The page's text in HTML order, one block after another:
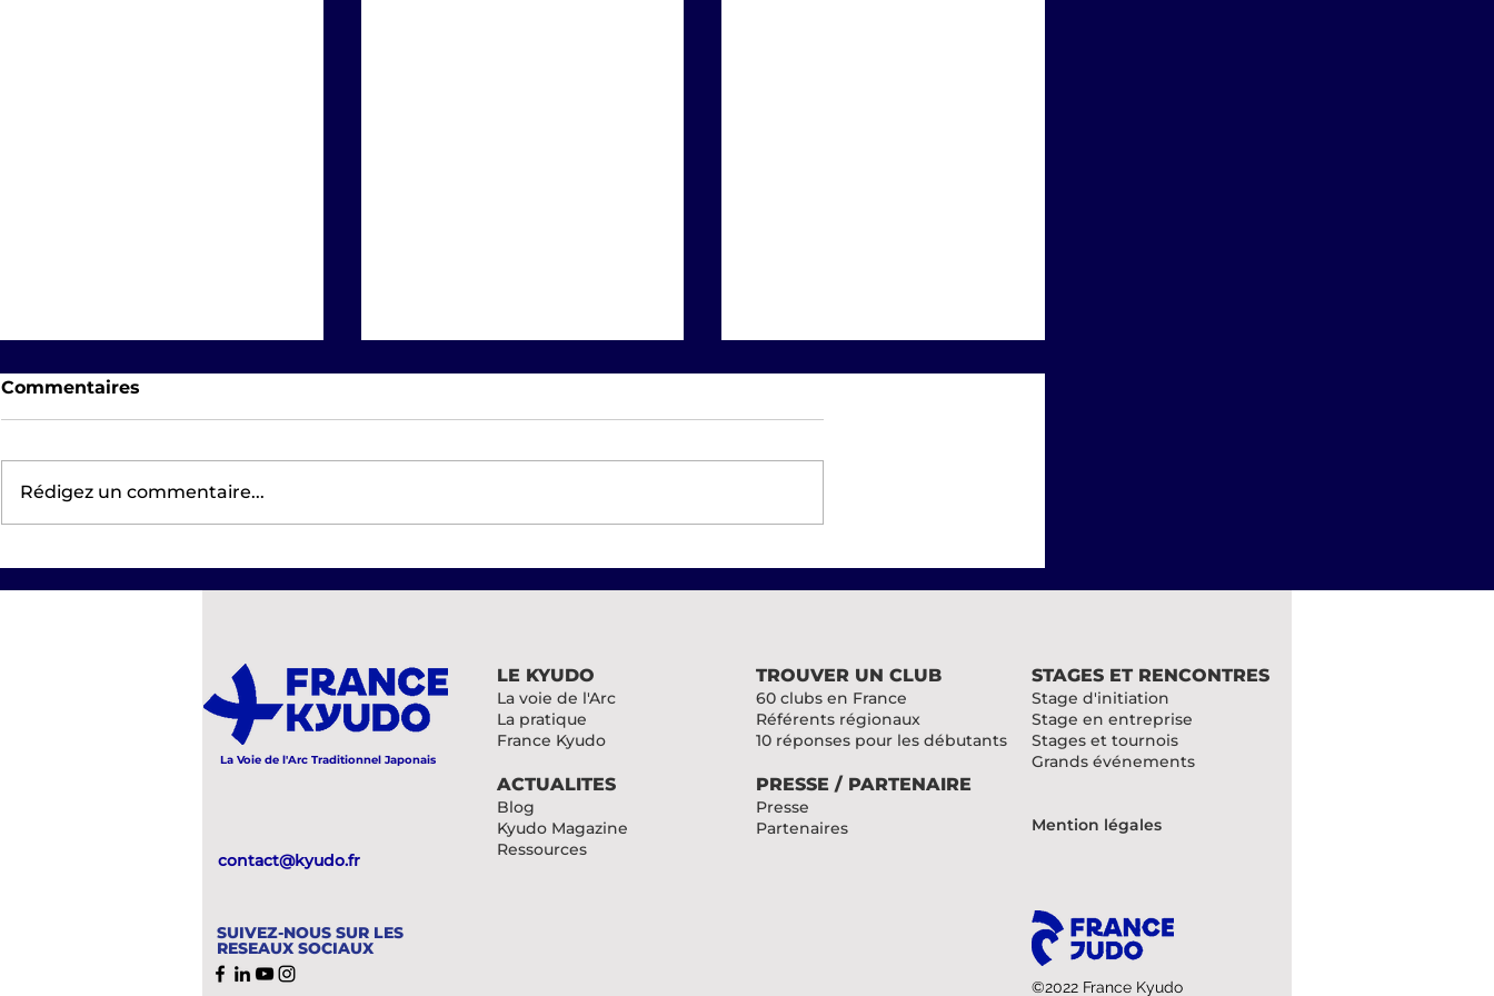
Commentaires
Rédigez un commentaire...
La Voie de l'Arc Traditionnel Japonais
contact@kyudo.fr
SUIVEZ-NOUS SUR LES
RESEAUX SOCIAUX
LE KYUDO
La voie de l'Arc
La pratique
France Kyudo
ACTUALITES
Blog
Kyudo Magazine
Ressources
TROUVER UN CLUB
60 clubs en France
Référents régionaux
10 réponses pour les débutants
PRESSE / PARTENAIRE
Presse
Partenaires
STAGES ET RENCONTRES
Stage d'initiation
Stage en entreprise
Stages et tournois
Grands événements
Mention légales
©2022 France Kyudo